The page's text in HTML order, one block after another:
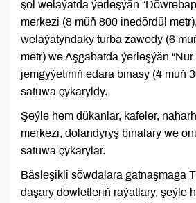
şol welaýatda ýerleşýän
merkezi (8 müň 800 inedördül
welaýatyndaky turba zawody (6
metr) we Aşgabatda ýerleşýän
jemgyýetiniň edara binasy (4 müň
satuwa çykaryldy.
Şeýle hem dükanlar, kafeler,
merkezi, dolandyryş binalary we
satuwa çykarylar.
Bäsleşikli söwdalara gatnaşmaga
daşary döwletleriň raýatlary, şeýle